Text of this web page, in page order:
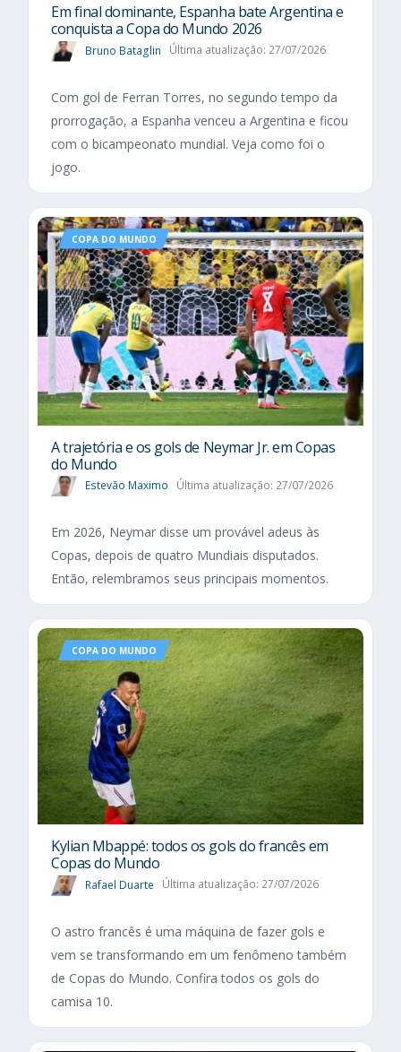
Em final dominante, Espanha bate Argentina e
conquista a Copa do Mundo 2026
Bruno Bataglin Última atualização: 27/07/2026
Com gol de Ferran Torres, no segundo tempo da
prorrogação, a Espanha venceu a Argentina e ficou
com o bicampeonato mundial. Veja como foi o
jogo.
COPA DO MUNDO
A trajetória e os gols de Neymar Jr. em Copas
do Mundo
Estevão Maximo Última atualização: 27/07/2026
Em 2026, Neymar disse um provável adeus às
Copas, depois de quatro Mundiais disputados.
Então, relembramos seus principais momentos.
COPA DO MUNDO
Kylian Mbappé: todos os gols do francês em
Copas do Mundo
Rafael Duarte Última atualização: 27/07/2026
O astro francês é uma máquina de fazer gols e
vem se transformando em um fenômeno também
de Copas do Mundo. Confira todos os gols do
camisa 10.